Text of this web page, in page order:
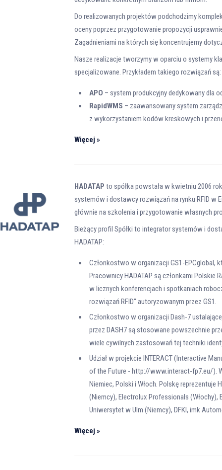
Do realizowanych projektów podchodzimy
oceny poprzez przygotowanie propozycji
Zagadnieniami na których się koncentrujemy
Nasze realizacje tworzymy w oparciu o systemy
specjalizowane. Przykładem takiego rozwiązań są:
APO – system produkcyjny dedykowany dla
RapidWMS – zaawansowany system
z wykorzystaniem kodów kreskowych i
Więcej »
HADATAP to spółka powstała w kwietniu 2006
systemów i dostawcy rozwiązań na rynku RFID w
głównie na szkolenia i przygotowanie własnych
Bieżący profil Spółki to integrator systemów i
HADATAP:
Członkostwo w organizacji GS1-
Pracownicy HADATAP są członkami Polskie
w licznych konferencjach i spotkaniach
rozwiązań RFID" autoryzowanym przez GS1.
Członkostwo w organizacji Dash-7
przez DASH7 są stosowane powszechnie
wiele cywilnych zastosowań tej techniki
Udział w projekcie INTERACT (Interactive
of the Future - http://www.interact-fp7.eu/).
Niemiec, Polski i Włoch. Polskę reprezentuje
(Niemcy), Electrolux Professionals
Uniwersytet w Ulm (Niemcy), DFKI, imk
Więcej »